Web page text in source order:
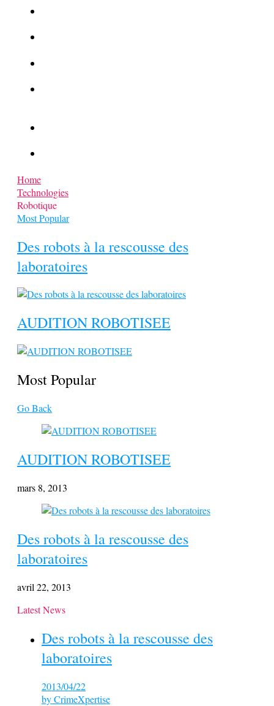
Home
Technologies
Robotique
Most Popular
Des robots à la rescousse des
laboratoires
AUDITION ROBOTISEE
Most Popular
Go Back
AUDITION ROBOTISEE
mars 8, 2013
Des robots à la rescousse des
laboratoires
avril 22, 2013
Latest News
Des robots à la rescousse des
laboratoires
2013/04/22
byCrimeXpertise